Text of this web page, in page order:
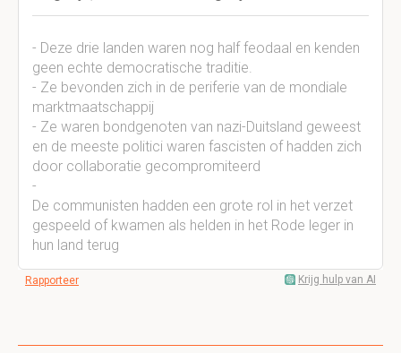
- Deze drie landen waren nog half feodaal en kenden
geen echte democratische traditie.
- Ze bevonden zich in de periferie van de mondiale
marktmaatschappij
- Ze waren bondgenoten van nazi-Duitsland geweest
en de meeste politici waren fascisten of hadden zich
door collaboratie gecompromiteerd
-
De communisten hadden een grote rol in het verzet
gespeeld of kwamen als helden in het Rode leger in
hun land terug
Rapporteer Krijg hulp van AI